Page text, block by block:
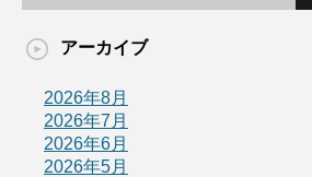
アーカイブ
2026年8月
2026年7月
2026年6月
2026年5月